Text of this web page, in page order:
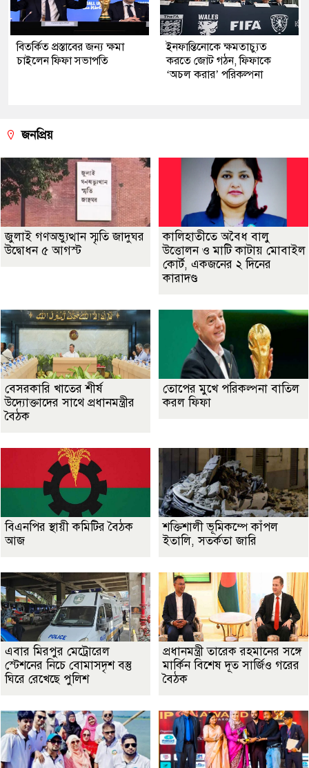
বিতর্কিত প্রস্তাবের জন্য ক্ষমা
চাইলেন ফিফা সভাপতি
ইনফান্তিনোকে ক্ষমতাচ্যুত
করতে জোট গঠন, ফিফাকে
‘অচল করার’ পরিকল্পনা
জনপ্রিয়
জুলাই গণঅভ্যুত্থান স্মৃতি জাদুঘর
উদ্বোধন ৫ আগস্ট
কালিহাতীতে অবৈধ বালু
উত্তোলন ও মাটি কাটায় মোবাইল
কোর্ট, একজনের ২ দিনের
কারাদণ্ড
বেসরকারি খাতের শীর্ষ
উদ্যোক্তাদের সাথে প্রধানমন্ত্রীর
বৈঠক
তোপের মুখে পরিকল্পনা বাতিল
করল ফিফা
বিএনপির স্থায়ী কমিটির বৈঠক
আজ
শক্তিশালী ভূমিকম্পে কাঁপল
ইতালি, সতর্কতা জারি
এবার মিরপুর মেট্রোরেল
স্টেশনের নিচে বোমাসদৃশ বস্তু
ঘিরে রেখেছে পুলিশ
প্রধানমন্ত্রী তারেক রহমানের সঙ্গে
মার্কিন বিশেষ দূত সার্জিও গরের
বৈঠক